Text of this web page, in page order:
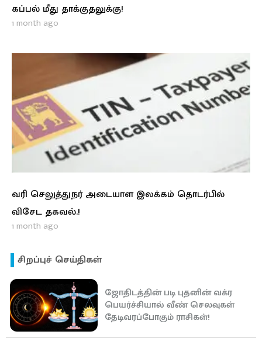
கப்பல் மீது தாக்குதலுக்கு!
1 month ago
வரி செலுத்துநர் அடையாள இலக்கம் தொடர்பில்
விசேட தகவல்.!
1 month ago
சிறப்புச் செய்திகள்
ஜோதிடத்தின் படி புதனின் வக்ர
பெயர்ச்சியால் வீண் செலவுகள்
தேடிவரப்போகும் ராசிகள்!